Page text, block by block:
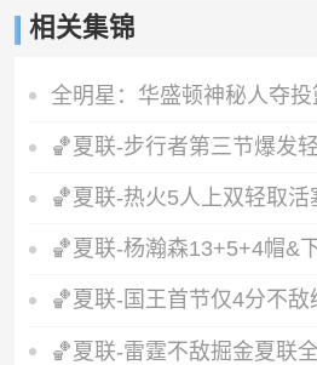
相关集锦